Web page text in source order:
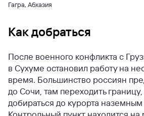
Гагра, Абхазия
Как добраться
После военного конфликта с
в Сухуме остановил работу на
время. Большинство россиян
до Сочи, там переходить границу,
добираться до курорта